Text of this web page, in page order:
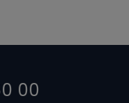
00